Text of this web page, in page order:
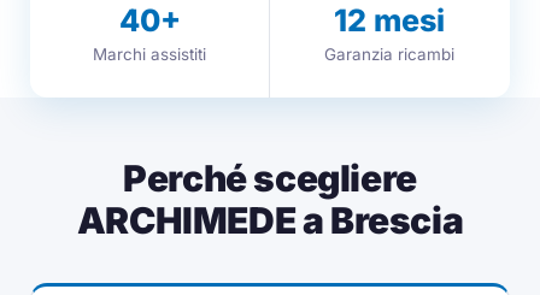
40+
Marchi assistiti
12 mesi
Garanzia ricambi
Perché scegliere
ARCHIMEDE a Brescia